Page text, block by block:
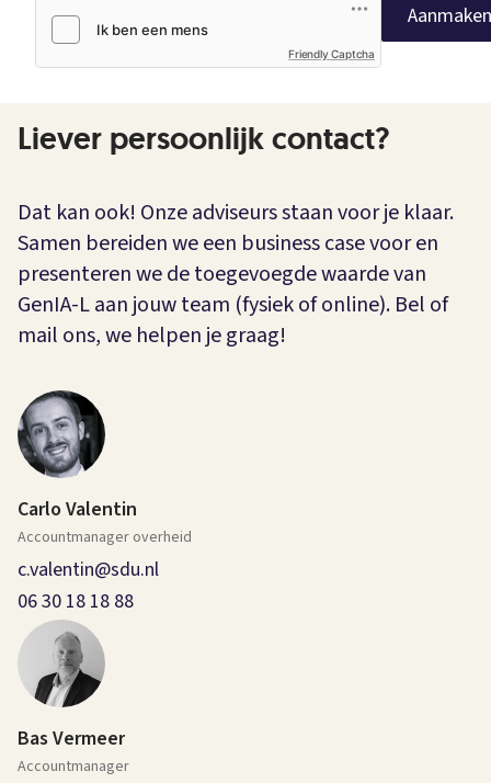
Friendly Captcha
Aanmaken
Liever persoonlijk contact?
Dat kan ook! Onze adviseurs staan voor je klaar.
Samen bereiden we een business case voor en
presenteren we de toegevoegde waarde van
GenIA-L aan jouw team (fysiek of online). Bel of
mail ons, we helpen je graag!
Carlo Valentin
Accountmanager overheid
c.valentin@sdu.nl
06 30 18 18 88
Bas Vermeer
Accountmanager